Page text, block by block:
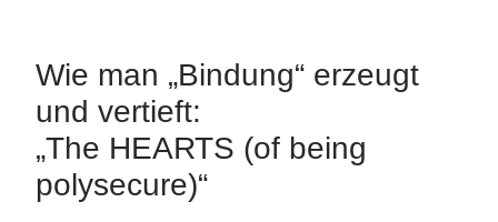
Wie man „Bindung“ erzeugt
und vertieft:
„The HEARTS (of being
polysecure)“